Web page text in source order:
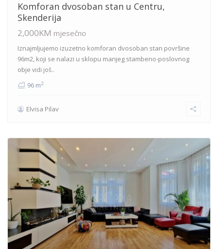
Komforan dvosoban stan u Centru,
Skenderija
2,000KM mjesečno
Iznajmljujemo izuzetno komforan dvosoban stan površine
96m2, koji se nalazi u sklopu manjeg stambeno-poslovnog
obje vidi još..
96 m2
Elvisa Pilav